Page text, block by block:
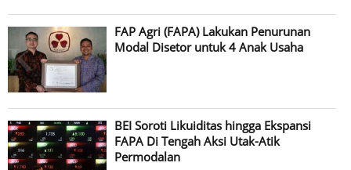
FAP Agri (FAPA) Lakukan Penurunan
Modal Disetor untuk 4 Anak Usaha
BEI Soroti Likuiditas hingga Ekspansi
FAPA Di Tengah Aksi Utak-Atik
Permodalan